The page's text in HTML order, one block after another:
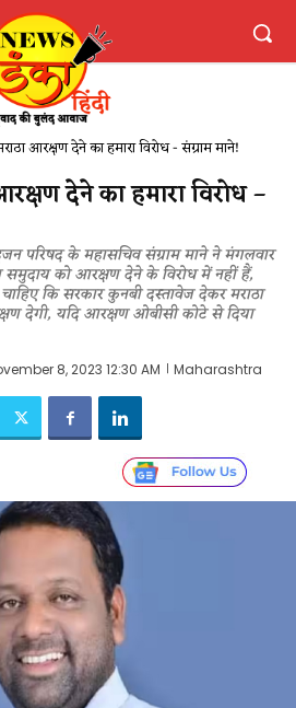
आरक्षण देने का हमारा विरोध - संग्राम माने!
देने का हमारा विरोध –
परिषद के महासचिव संग्राम माने ने मंगलवार
समुदाय को आरक्षण देने के विरोध में नहीं हैं,
कि सरकार कुनबी दस्तावेज देकर मराठा
देगी, यदि आरक्षण ओबीसी कोटे से दिया
8, 2023 12:30 AM Maharashtra